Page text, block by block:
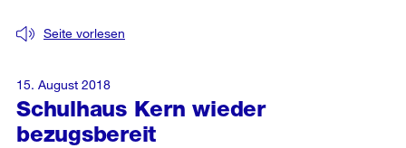
Schulhaus Kern wieder
bezugsbereit
Seite vorlesen
15. August 2018